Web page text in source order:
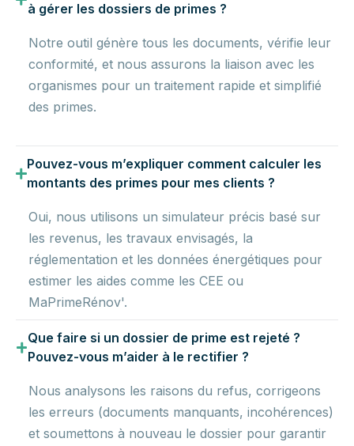
à gérer les dossiers de primes ?
Notre outil génère tous les documents, vérifie leur
conformité, et nous assurons la liaison avec les
organismes pour un traitement rapide et simplifié
des primes.
Pouvez-vous m’expliquer comment calculer les
montants des primes pour mes clients ?
Oui, nous utilisons un simulateur précis basé sur
les revenus, les travaux envisagés, la
réglementation et les données énergétiques pour
estimer les aides comme les CEE ou
MaPrimeRénov'.
Que faire si un dossier de prime est rejeté ?
Pouvez-vous m’aider à le rectifier ?
Nous analysons les raisons du refus, corrigeons
les erreurs (documents manquants, incohérences)
et soumettons à nouveau le dossier pour garantir